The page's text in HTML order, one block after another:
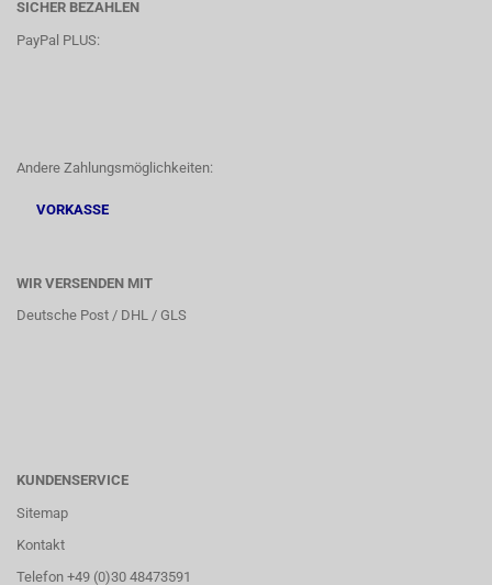
SICHER BEZAHLEN
PayPal PLUS:
Andere Zahlungsmöglichkeiten:
VORKASSE
WIR VERSENDEN MIT
Deutsche Post / DHL / GLS
KUNDENSERVICE
Sitemap
Kontakt
Telefon +49 (0)30 48473591